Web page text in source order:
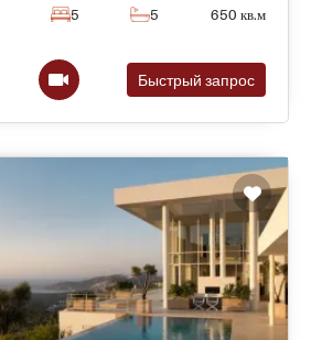
для элитной жизни в Бодруме,
полностью приватный образ
5 5 650 кв.м
Быстрый запрос
Recommended